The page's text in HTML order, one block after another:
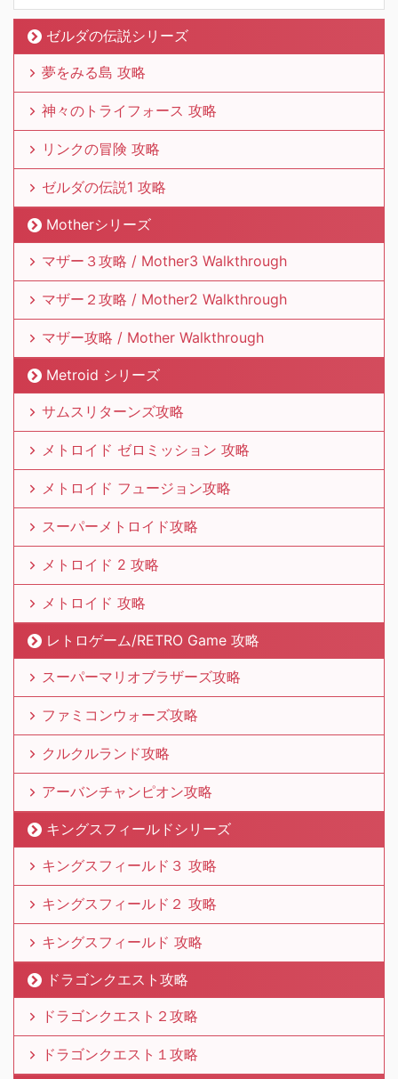
ゼルダの伝説シリーズ
夢をみる島 攻略
神々のトライフォース 攻略
リンクの冒険 攻略
ゼルダの伝説1 攻略
Motherシリーズ
マザー３攻略 / Mother3 Walkthrough
マザー２攻略 / Mother2 Walkthrough
マザー攻略 / Mother Walkthrough
Metroid シリーズ
サムスリターンズ攻略
メトロイド ゼロミッション 攻略
メトロイド フュージョン攻略
スーパーメトロイド攻略
メトロイド 2 攻略
メトロイド 攻略
レトロゲーム/RETRO Game 攻略
スーパーマリオブラザーズ攻略
ファミコンウォーズ攻略
クルクルランド攻略
アーバンチャンピオン攻略
キングスフィールドシリーズ
キングスフィールド３ 攻略
キングスフィールド２ 攻略
キングスフィールド 攻略
ドラゴンクエスト攻略
ドラゴンクエスト２攻略
ドラゴンクエスト１攻略